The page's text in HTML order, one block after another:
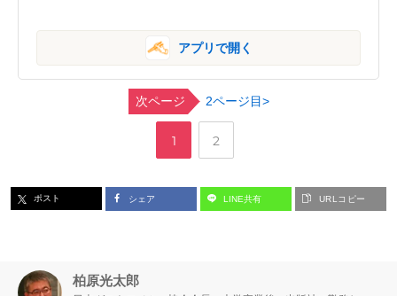
アプリで開く
次ページ 2ページ目>
ペ
ジ
1
,
ペ
ジ
2
ポスト シェア LINE共有 URLコピー
柏原光太郎